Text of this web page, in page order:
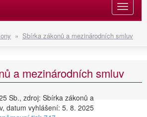
» Sbírka zákonů a mezinárodních smluv
a mezinárodních smluv
Sb., zdroj: Sbírka zákonů a
datum vyhlášení: 5. 8. 2025